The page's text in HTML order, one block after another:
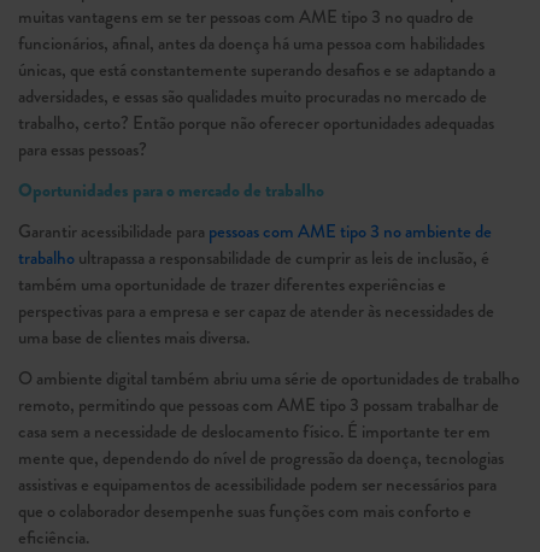
muitas vantagens em se ter pessoas com AME tipo 3 no quadro de
funcionários, afinal, antes da doença há uma pessoa com habilidades
únicas, que está constantemente superando desafios e se adaptando a
adversidades, e essas são qualidades muito procuradas no mercado de
trabalho, certo? Então porque não oferecer oportunidades adequadas
para essas pessoas?
Oportunidades para o mercado de trabalho
Garantir acessibilidade para pessoas com AME tipo 3 no ambiente de
trabalhoultrapassa a responsabilidade de cumprir as leis de inclusão, é
também uma oportunidade de trazer diferentes experiências e
perspectivas para a empresa e ser capaz de atender às necessidades de
uma base de clientes mais diversa.
O ambiente digital também abriu uma série de oportunidades de trabalho
remoto, permitindo que pessoas com AME tipo 3 possam trabalhar de
casa sem a necessidade de deslocamento físico. É importante ter em
mente que, dependendo do nível de progressão da doença, tecnologias
assistivas e equipamentos de acessibilidade podem ser necessários para
que o colaborador desempenhe suas funções com mais conforto e
eficiência.